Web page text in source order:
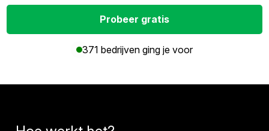
Probeer gratis
371 bedrijven ging je voor